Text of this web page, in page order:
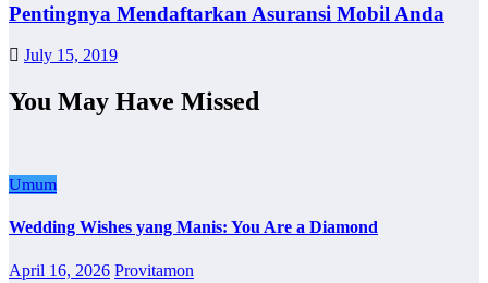
Pentingnya Mendaftarkan Asuransi Mobil Anda
July 15, 2019
You May Have Missed
Umum
Wedding Wishes yang Manis: You Are a Diamond
April 16, 2026 Provitamon